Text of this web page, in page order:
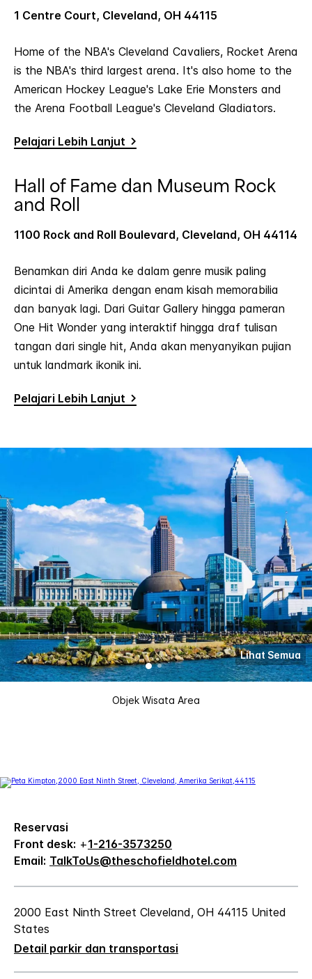
1 Centre Court, Cleveland, OH 44115
Home of the NBA's Cleveland Cavaliers, Rocket Arena
is the NBA's third largest arena. It's also home to the
American Hockey League's Lake Erie Monsters and
the Arena Football League's Cleveland Gladiators.
Pelajari Lebih Lanjut
Hall of Fame dan Museum Rock
and Roll
1100 Rock and Roll Boulevard, Cleveland, OH 44114
Benamkan diri Anda ke dalam genre musik paling
dicintai di Amerika dengan enam kisah memorabilia
dan banyak lagi. Dari Guitar Gallery hingga pameran
One Hit Wonder yang interaktif hingga draf tulisan
tangan dari single hit, Anda akan menyanyikan pujian
untuk landmark ikonik ini.
Pelajari Lebih Lanjut
Objek Wisata Area
Lihat Semua
Reservasi
Front desk: +1-216-3573250
Email: TalkToUs@theschofieldhotel.com
2000 East Ninth Street Cleveland, OH 44115 United
States
Detail parkir dan transportasi